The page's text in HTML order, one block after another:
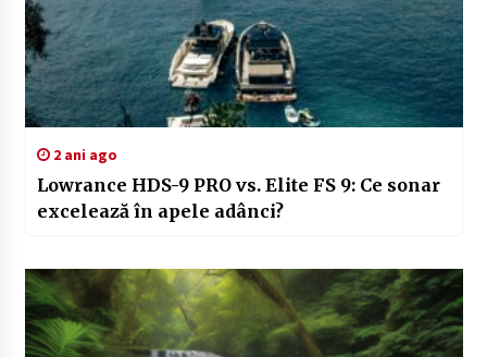
2 ani ago
Lowrance HDS-9 PRO vs. Elite FS 9: Ce sonar
excelează în apele adânci?